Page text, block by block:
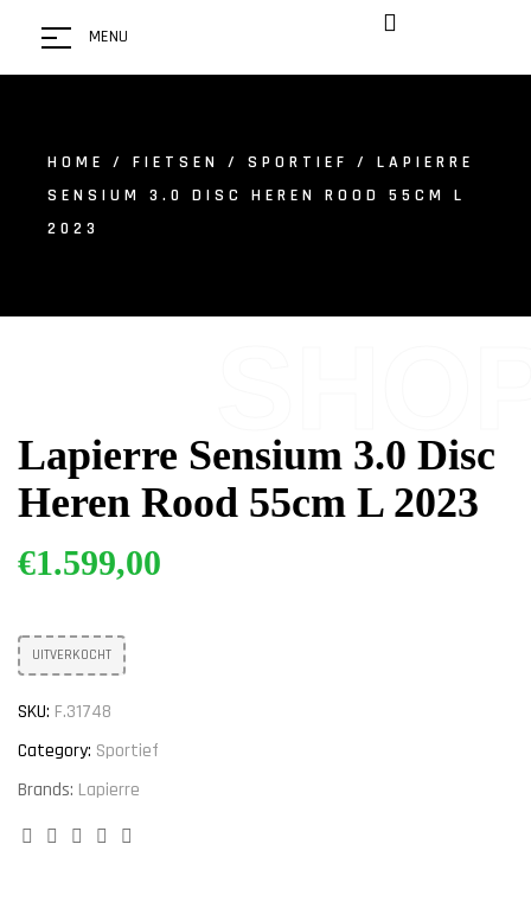
MENU
HOME / FIETSEN / SPORTIEF
/ LAPIERRE
SENSIUM 3.0 DISC HEREN ROOD 55CM L
2023
Lapierre Sensium 3.0 Disc
Heren Rood 55cm L 2023
€1.599,00
UITVERKOCHT
SKU: F.31748
Category: Sportief
Brands: Lapierre
Facebook
TwitterLinkedinGoogle+